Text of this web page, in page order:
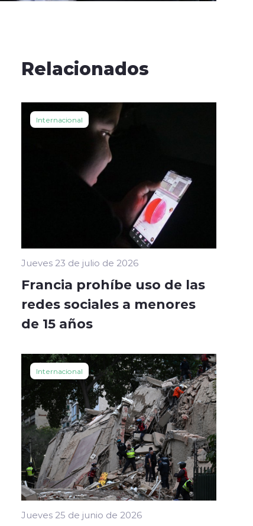
Relacionados
Internacional
Jueves 23 de julio de 2026
Francia prohíbe uso de las
redes sociales a menores
de 15 años
Internacional
Jueves 25 de junio de 2026